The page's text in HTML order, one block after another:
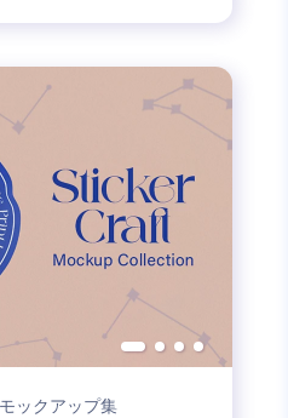
ックアップ集